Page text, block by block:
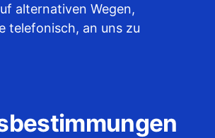
alternativen Wegen,
telefonisch, an uns zu